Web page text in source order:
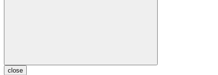
close